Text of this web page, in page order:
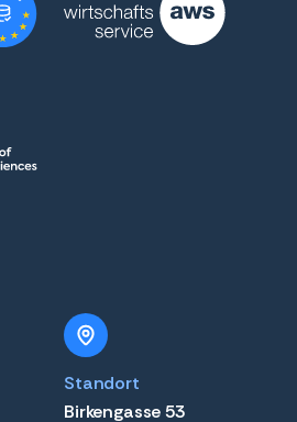
Standort
Birkengasse 53